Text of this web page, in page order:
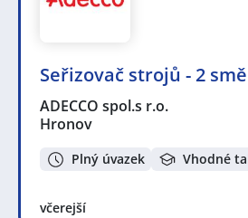
Seřizovač strojů - 2
ADECCO spol.s r.o.
Hronov
Plný úvazek Vhodné
včerejší